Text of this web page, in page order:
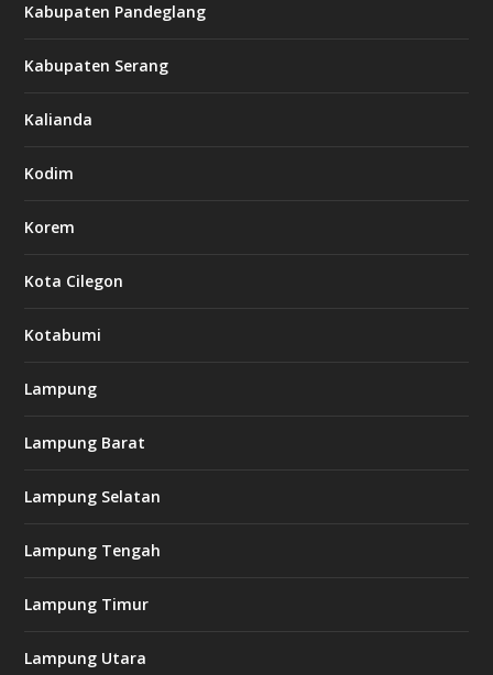
Kabupaten Pandeglang
Kabupaten Serang
Kalianda
Kodim
Korem
Kota Cilegon
Kotabumi
Lampung
Lampung Barat
Lampung Selatan
Lampung Tengah
Lampung Timur
Lampung Utara